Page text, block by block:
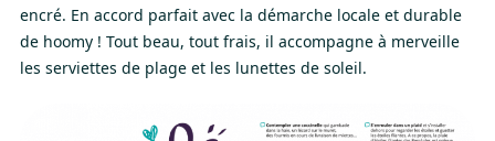
encré. En accord parfait avec la démarche locale et durable
de hoomy ! Tout beau, tout frais, il accompagne à merveille
les serviettes de plage et les lunettes de soleil.